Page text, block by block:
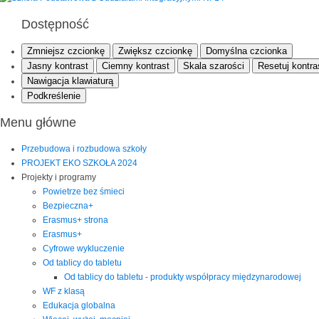
Dostępność
Zmniejsz czcionkę Zwiększ czcionkę
Domyślna czcionka
Jasny kontrast
Ciemny kontrast Skala szarości
Resetuj
Nawigacja klawiaturą
Podkreślenie
Menu główne
Przebudowa i rozbudowa szkoły
PROJEKT EKO SZKOŁA 2024
Projekty i programy
Powietrze bez śmieci
Bezpieczna+
Erasmus+ strona
Erasmus+
Cyfrowe wykluczenie
Od tablicy do tabletu
Od tablicy do tabletu - produkty współpracy międzynarodowej
WF z klasą
Edukacja globalna